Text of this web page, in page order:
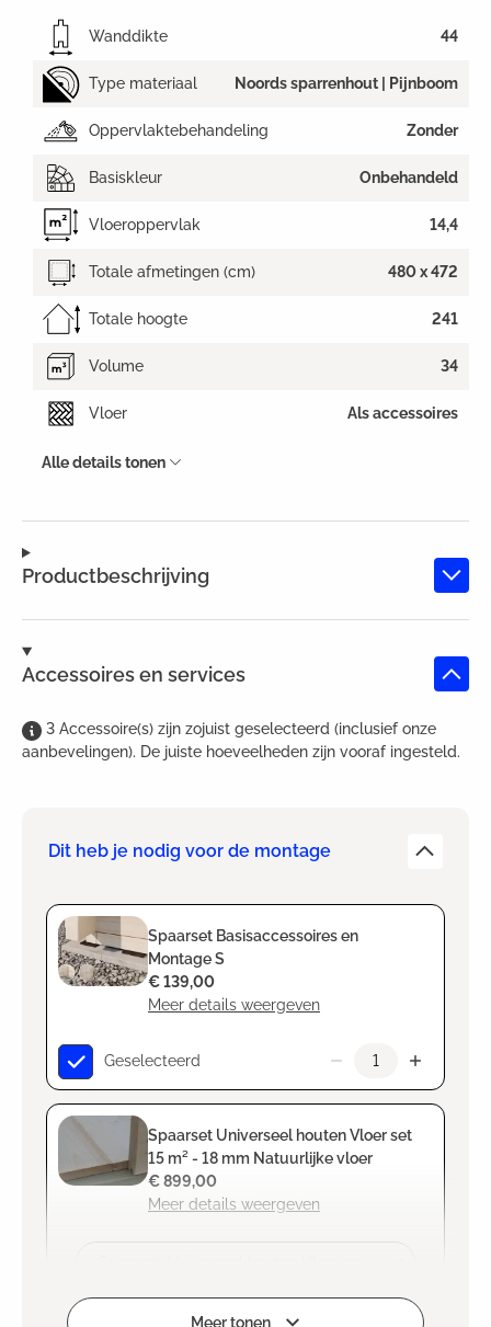
Productbeschrijving
Accessoires en services
3 Accessoire(s) zijn zojuist geselecteerd (inclusief onze
aanbevelingen). De juiste hoeveelheden zijn vooraf ingesteld.
Dit heb je nodig voor de montage
Spaarset Basisaccessoires en
Montage S
Meer details weergeven
€ 139,00
Geselecteerd
Spaarset Universeel houten Vloer set
15 m² - 18 mm Natuurlijke vloer
Meer details weergeven
€ 899,00
Meer tonen
Wanddikte 44
Type materiaal Noords sparrenhout | Pijnboom
Oppervlaktebehandeling Zonder
Basiskleur Onbehandeld
Vloeroppervlak 14,4
Totale afmetingen (cm) 480 x 472
Totale hoogte 241
Volume 34
Vloer Als accessoires
Alle details tonen